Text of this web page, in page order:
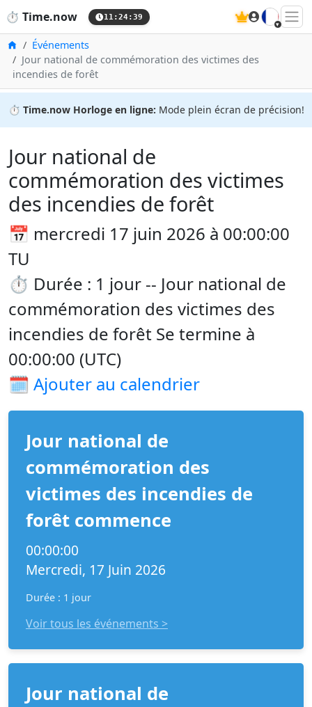
⏱️ Time.now 11:24:39 🇫🇷
Accueil
Événements
Jour national de commémoration des victimes des
incendies de forêt
⏱️ Time.now Horloge en ligne: Mode plein écran de précision!
Jour national de
commémoration des victimes
des incendies de forêt
📅 mercredi 17 juin 2026 à 00:00:00
TU
⏱️ Durée : 1 jour -- Jour national de
commémoration des victimes des
incendies de forêt Se termine à
00:00:00 (UTC)
🗓️ Ajouter au calendrier
Jour national de
commémoration des
victimes des incendies de
forêt commence
00:00:00
Mercredi, 17 Juin 2026
Durée : 1 jour
Voir tous les événements >
Jour national de